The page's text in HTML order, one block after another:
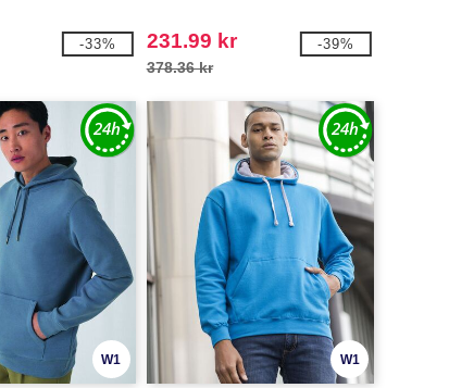
-33% 231.99 kr
378.36 kr
-39%
W1 W1